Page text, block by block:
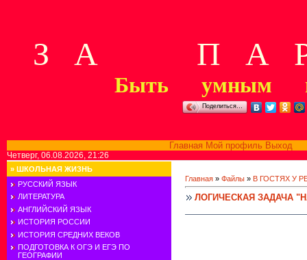
З А П А Р
Быть умным
Поделиться…
Главная Мой профиль Выход
Четверг, 06.08.2026, 21:26
» ШКОЛЬНАЯ ЖИЗНЬ
РУССКИЙ ЯЗЫК
ЛИТЕРАТУРА
АНГЛИЙСКИЙ ЯЗЫК
ИСТОРИЯ РОССИИ
ИСТОРИЯ СРЕДНИХ ВЕКОВ
ПОДГОТОВКА К ОГЭ И ЕГЭ ПО
ГЕОГРАФИИ
Главная » Файлы » В ГОСТЯХ У
ЛОГИЧЕСКАЯ ЗАДАЧА